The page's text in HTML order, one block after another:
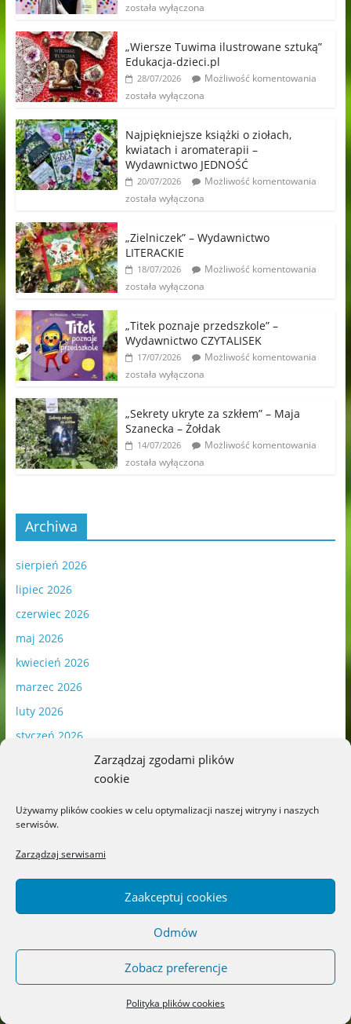
Zarządzaj zgodami plików
cookie
Używamy plików cookies w celu optymalizacji naszej witryny i naszych
serwisów.
Zarządzaj serwisami
Zaakceptuj cookies
Odmów
Zobacz preferencje
Polityka plików cookies
została wyłączona
„Wiersze Tuwima ilustrowane sztuką”
Edukacja-dzieci.pl
28/07/2026
Możliwość komentowania
została wyłączona
Najpiękniejsze książki o ziołach,
kwiatach i aromaterapii –
Wydawnictwo JEDNOŚĆ
20/07/2026
Możliwość komentowania
została wyłączona
„Zielniczek” – Wydawnictwo
LITERACKIE
18/07/2026
Możliwość komentowania
została wyłączona
„Titek poznaje przedszkole” –
Wydawnictwo CZYTALISEK
17/07/2026
Możliwość komentowania
została wyłączona
„Sekrety ukryte za szkłem” – Maja
Szanecka – Żołdak
14/07/2026
Możliwość komentowania
została wyłączona
Archiwa
sierpień 2026
lipiec 2026
czerwiec 2026
maj 2026
kwiecień 2026
marzec 2026
luty 2026
styczeń 2026
październik 2025
wrzesień 2025
sierpień 2025
lipiec 2025
kwiecień 2025
marzec 2025